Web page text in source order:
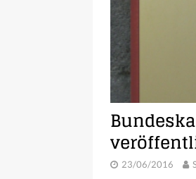
23/06/2016